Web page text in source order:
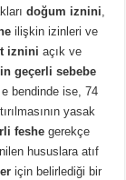
doğum iznini,
ilişkin izinleri ve
iznini açık ve
geçerli sebebe
e bendinde ise, 74
yasak
feshe gerekçe
hususlara atıf
için belirlediği bir